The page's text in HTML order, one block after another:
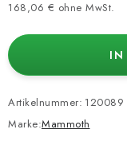
168,06 € ohne MwSt.
IN
Artikelnummer: 120089
Marke:Mammoth